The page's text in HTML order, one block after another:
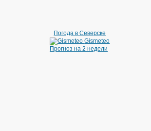
Погода в Северске
Gismeteo
Прогноз на 2 недели